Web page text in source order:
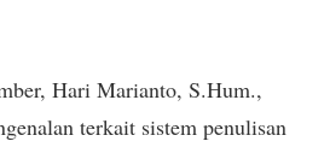
Hari Marianto, S.Hum.,
terkait sistem penulisan